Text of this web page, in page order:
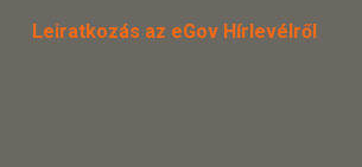
Leiratkozás az eGov Hírlevélről